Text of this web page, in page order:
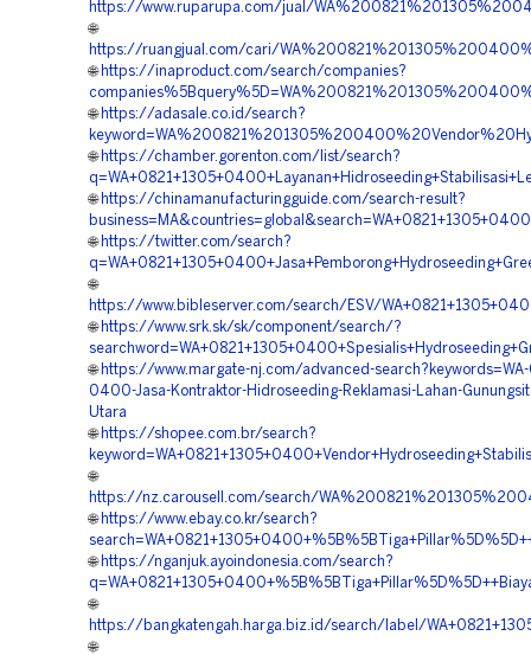
https://www.ruparupa.com/jual/
🌐
https://ruangjual.com/cari/
🌐 https://inaproduct.com/search/companies?
🌐 https://adasale.co.id/search?
🌐 https://chamber.gorenton.com/list/search?
🌐 https://chinamanufacturingguide.com/search-result?
🌐 https://twitter.com/search?
🌐
https://www.bibleserver.com/search/ESV/
🌐 https://www.srk.sk/sk/component/search/?
🌐 https://www.margate-nj.com/advanced-
0400-Jasa-Kontraktor-Hidroseeding-Reklamasi-Lahan-
Utara
🌐 https://shopee.com.br/search?
🌐
https://nz.carousell.com/search/
🌐 https://www.ebay.co.kr/search?
🌐 https://nganjuk.ayoindonesia.com/search?
🌐
https://bangkatengah.harga.biz.id/search/label/
🌐